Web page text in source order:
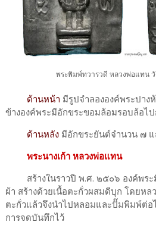
พระพิมพ์ทวารวดี หลวงพ่อแทน
ด้านหน้า มีรูปจำลององค์พระปา
ข้างองค์พระมีอักขระขอมล้อมรอบล้อไ
ด้านหลังมีอักขระยันต์จำนวน ๗ แ
พระนางเก้า หลวงพ่อแทน
สร้างในราวปี พ.ศ. ๒๕๐๖ องค์พระ
ผ้า สร้างด้วยเนื้อตะกั่วผสมดีบุก โดยห
ตะกั่วแล้วจึงนำไปหลอมและปั๊มพิมพ์ต่อ
การจดบันทึกไว้